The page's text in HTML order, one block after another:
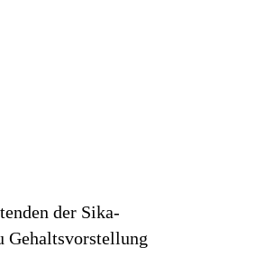
der Sika-
Gehaltsvorstellung